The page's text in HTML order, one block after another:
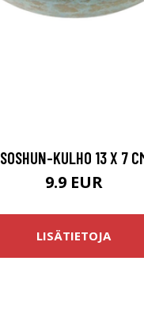
SOSHUN-KULHO 13 X 7
9.9 EUR
LISÄTIETOJA